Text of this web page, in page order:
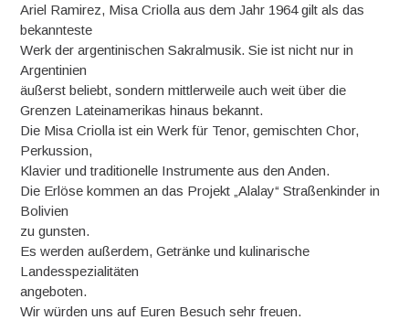
Ariel Ramirez, Misa Criolla aus dem Jahr 1964 gilt als das
bekannteste
Werk der argentinischen Sakralmusik. Sie ist nicht nur in
Argentinien
äußerst beliebt, sondern mittlerweile auch weit über die
Grenzen Lateinamerikas hinaus bekannt.
Die Misa Criolla ist ein Werk für Tenor, gemischten Chor,
Perkussion,
Klavier und traditionelle Instrumente aus den Anden.
Die Erlöse kommen an das Projekt „Alalay“ Straßenkinder in
Bolivien
zu gunsten.
Es werden außerdem, Getränke und kulinarische
Landesspezialitäten
angeboten.
Wir würden uns auf Euren Besuch sehr freuen.